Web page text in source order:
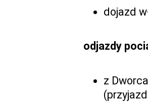
dojazd
odjazdy
z